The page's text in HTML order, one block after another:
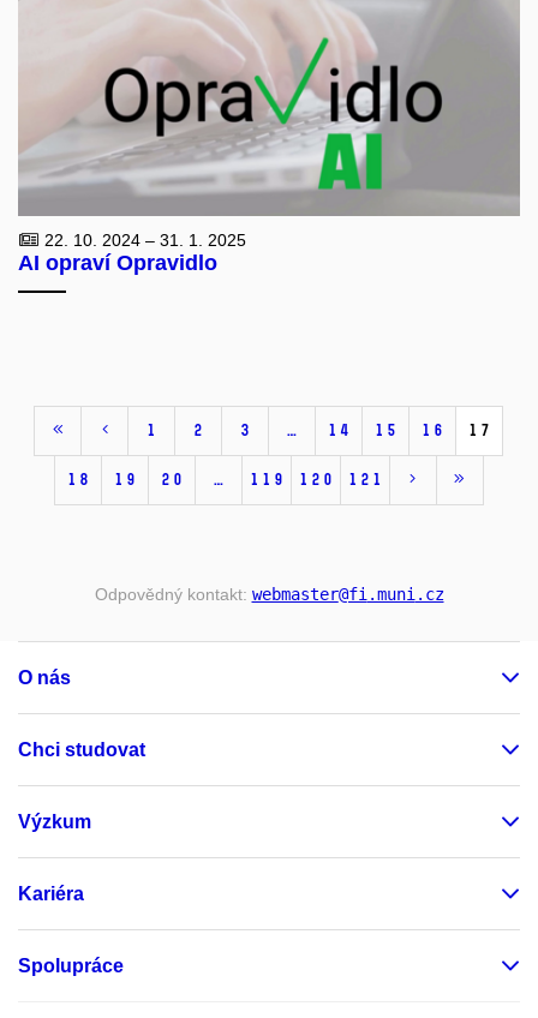
22. 10. 2024 – 31. 1. 2025
AI opraví Opravidlo
1 2 3 … 14 15 16 17
18 19 20 … 119 120 121
Odpovědný kontakt: webmaster@fi .muni .cz
O nás
Chci studovat
Výzkum
Kariéra
Spolupráce